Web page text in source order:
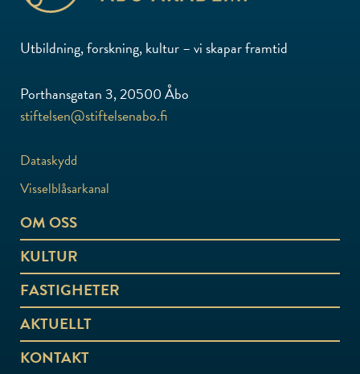
Utbildning, forskning, kultur – vi skapar framtid
Porthansgatan 3, 20500 Åbo
stiftelsen@stiftelsenabo.fi
Dataskydd
Visselblåsarkanal
OM OSS
KULTUR
FASTIGHETER
AKTUELLT
KONTAKT